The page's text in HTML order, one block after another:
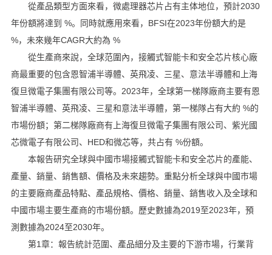
從產品類型方面來看，微處理器芯片占有主体地位，預計2030
年份額將達到 %。同時就應用來看，BFSI在2023年份額大約是
%，未來幾年CAGR大約為 %
從生產商來說，全球范圍內，接觸式智能卡和安全芯片核心廠
商最重要的包含恩智浦半導體、英飛凌、三星、意法半導體和上海
復旦微電子集團有限公司等。2023年，全球第一梯隊廠商主要有恩
智浦半導體、英飛凌、三星和意法半導體，第一梯隊占有大約 %的
市場份額；第二梯隊廠商有上海復旦微電子集團有限公司、紫光國
芯微電子有限公司、HED和微芯等，共占有 %份額。
本報告研究全球與中國市場接觸式智能卡和安全芯片的產能、
產量、銷量、銷售額、價格及未來趨勢。重點分析全球與中國市場
的主要廠商產品特點、產品規格、價格、銷量、銷售收入及全球和
中國市場主要生產商的市場份額。歷史數據為2019至2023年，預
測數據為2024至2030年。
第1章：報告統計范圍、產品細分及主要的下游市場，行業背